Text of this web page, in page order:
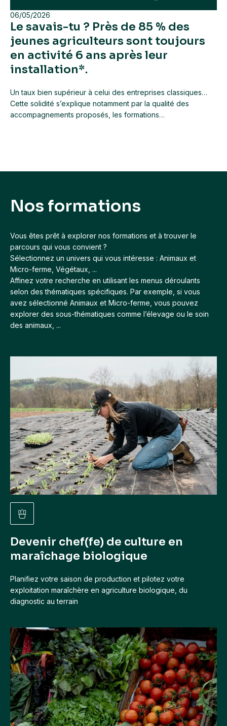
06/05/2026
Le savais-tu ? Près de 85 % des
jeunes agriculteurs sont toujours
en activité 6 ans après leur
installation*.
Un taux bien supérieur à celui des entreprises classiques…
Cette solidité s’explique notamment par la qualité des
accompagnements proposés, les formations…
Nos formations
Vous êtes prêt à explorer nos formations et à trouver le
parcours qui vous convient ?
Sélectionnez un univers qui vous intéresse : Animaux et
Micro-ferme, Végétaux, ...
Affinez votre recherche en utilisant les menus déroulants
selon des thématiques spécifiques. Par exemple, si vous
avez sélectionné Animaux et Micro-ferme, vous pouvez
explorer des sous-thématiques comme l’élevage ou le soin
des animaux, ...
Devenir chef(fe) de culture en
maraîchage biologique
Planifiez votre saison de production et pilotez votre
exploitation maraîchère en agriculture biologique, du
diagnostic au terrain